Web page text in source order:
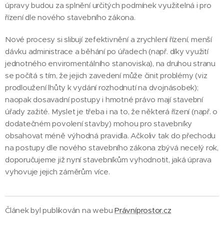
úpravy budou za splnění určitých podmínek využitelná i pro
řízení dle nového stavebního zákona.
Nové procesy si slibují zefektivnění a zrychlení řízení, menší
dávku administrace a běhání po úřadech (např. díky využití
jednotného enviromentálního stanoviska), na druhou stranu
se počítá s tím, že jejich zavedení může činit problémy (viz
prodloužení lhůty k vydání rozhodnutí na dvojnásobek);
naopak dosavadní postupy i hmotné právo mají stavební
úřady zažité. Myslet je třeba i na to, že některá řízení (např. o
dodatečném povolení stavby) mohou pro stavebníky
obsahovat méně výhodná pravidla. Ačkoliv tak do přechodu
na postupy dle nového stavebního zákona zbývá necelý rok,
doporučujeme již nyní stavebníkům vyhodnotit, jaká úprava
vyhovuje jejich záměrům více.
Článek byl publikován na webuPrávníprostor.cz